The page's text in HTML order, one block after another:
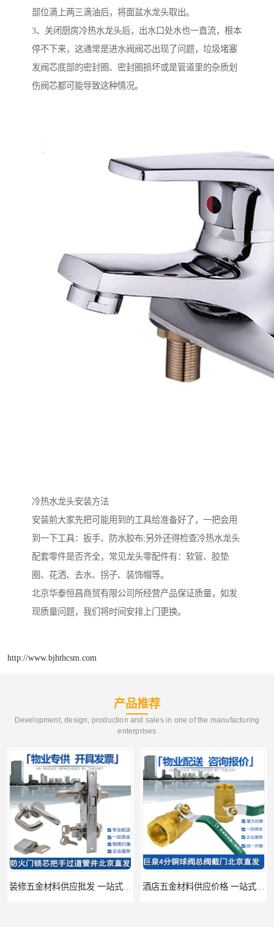
部位滴上两三滴油后，将面盆水龙头取出。
3、关闭厨房冷热水龙头后，出水口处水也一直流，根本
停不下来，这通常是进水阀阀芯出现了问题，垃圾堵塞
发阀芯底部的密封圈、密封圈损坏或是管道里的杂质划
伤阀芯都可能导致这种情况。
冷热水龙头安装方法
安装前大家先把可能用到的工具给准备好了，一把会用
到一下工具：扳手、防水胶布;另外还得检查冷热水龙头
配套零件是否齐全，常见龙头零配件有：软管、胶垫
圈、花洒、去水、拐子、装饰帽等。
北京华泰恒昌商贸有限公司所经营产品保证质量，如发
现质量问题，我们将时间安排上门更换。
http://www.bjhthcsm.com
产品推荐
Development, design, production and sales in one of the manufacturing
enterprises